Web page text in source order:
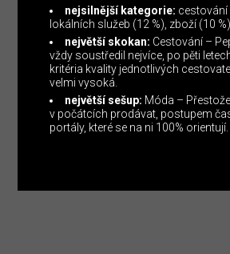
nejsilnější kategorie: cestování
lokálních služeb (12 %), zboží (10 %)
největší skokan: Cestování –
vždy soustředil nejvíce, po pěti
kritéria kvality jednotlivých
velmi vysoká.
největší sešup: Móda –
v počátcích prodávat, postupem
portály, které se na ni 100% orientují.